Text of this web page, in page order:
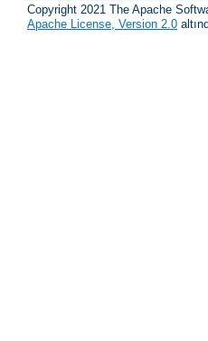
Copyright 2021 The Apache
Apache License, Version 2.0